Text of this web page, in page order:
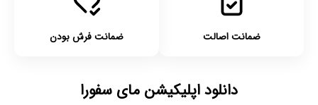
ضمانت اصالت ضمانت فرش بودن
دانلود اپلیکیشن مای سفورا